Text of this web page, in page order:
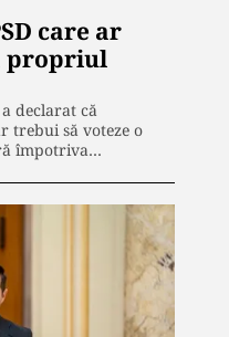
care ar
propriul
declarat că
trebui să voteze o
împotriva…